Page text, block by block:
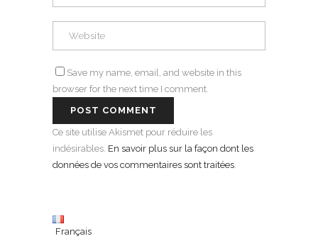
Save my name, email, and website in this
browser for the next time I comment.
Ce site utilise Akismet pour réduire les
indésirables. En savoir plus sur la façon dont les
données de vos commentaires sont traitées
Français